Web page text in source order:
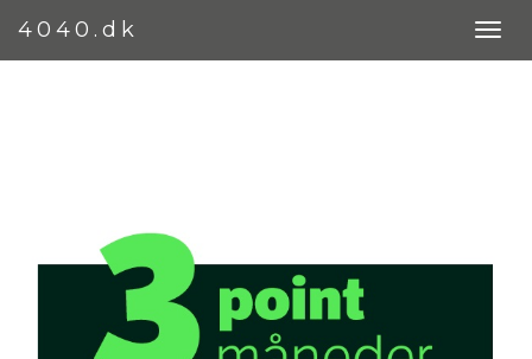
4040.dk